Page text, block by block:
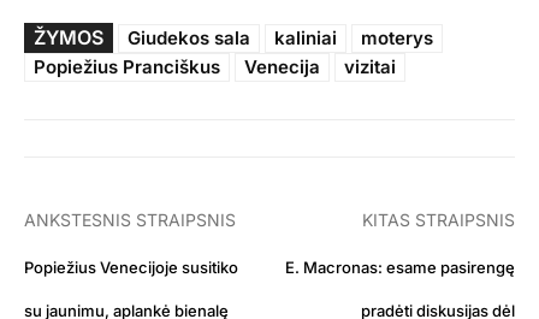
ŽYMOS Giudekos sala kaliniai
moterys
Popiežius Pranciškus
Venecija vizitai
ANKSTESNIS STRAIPSNIS
Popiežius Venecijoje susitiko
su jaunimu, aplankė bienalę
KITAS STRAIPSNIS
E. Macronas: esame pasirengę
pradėti diskusijas dėl